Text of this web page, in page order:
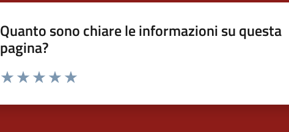
Quanto sono chiare le informazioni su questa
pagina?